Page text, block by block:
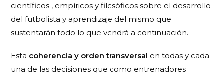
científicos , empíricos y filosóficos sobre el desarrollo
del futbolista y aprendizaje del mismo que
sustentarán todo lo que vendrá a continuación.
Esta coherencia y orden transversal en todas y cada
una de las decisiones que como entrenadores